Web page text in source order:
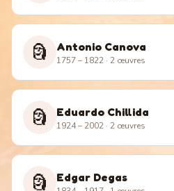
🗿 Antonio Canova
1757 – 1822 · 2 œuvres
🗿 Eduardo Chillida
1924 – 2002 · 2 œuvres
🗿 Edgar Degas